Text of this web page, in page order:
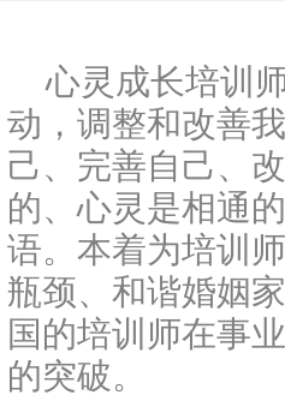
心灵成长培训
动，调整和改善
己、完善自己、
的、心灵是相通
语。本着为培训
瓶颈、和谐婚姻
国的培训师在事
的突破。